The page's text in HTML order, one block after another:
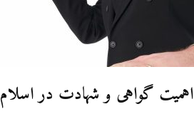
اهمیت گواهی و شهادت در اسلام